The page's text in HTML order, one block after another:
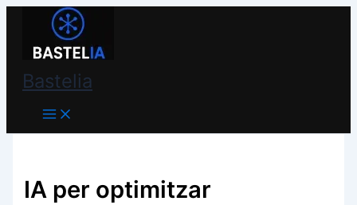
contingut
Bastelia
Bastelia
IA per optimitzar